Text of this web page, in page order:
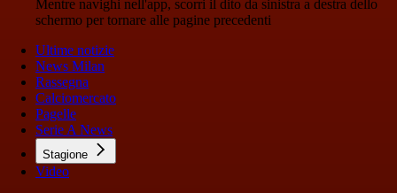
Mentre navighi nell'app, scorri il dito da sinistra a destra dello
schermo per tornare alle pagine precedenti
Ultime notizie
News Milan
Rassegna
Calciomercato
Pagelle
Serie A News
Stagione
Video